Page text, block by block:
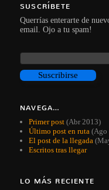
SUSCRÍBETE
Querrías enterarte de
email. Ojo a tu spam!
NAVEGA…
Primer post (Abr 2013)
Último post en ruta (Ago
El post de la llegada
Escritos tras llegar
LO MÁS RECIENTE